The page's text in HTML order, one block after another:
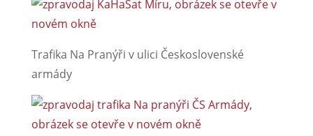
Trafika Na Pranýři v ulici Československé
armády